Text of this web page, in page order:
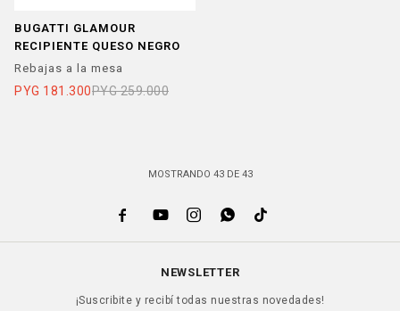
BUGATTI GLAMOUR
RECIPIENTE QUESO NEGRO
Rebajas a la mesa
PYG 181.300PYG 259.000
MOSTRANDO 43DE 43
    
NEWSLETTER
¡Suscribite y recibí todas nuestras novedades!